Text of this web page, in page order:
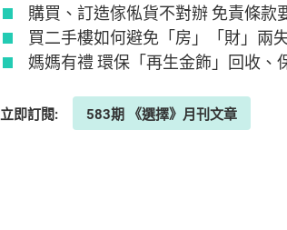
購買、訂造傢俬貨不對辦 免責條款
買二手樓如何避免「房」「財」兩
媽媽有禮 環保「再生金飾」回收、
立即訂閱: 583期 《選擇》月刊文章